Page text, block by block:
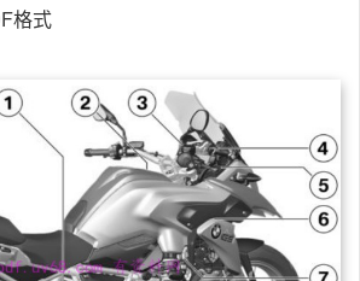
格式